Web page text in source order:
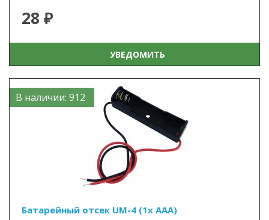
28 ₽
УВЕДОМИТЬ
В наличии: 912
Батарейный отсек UM-4 (1x AAA)